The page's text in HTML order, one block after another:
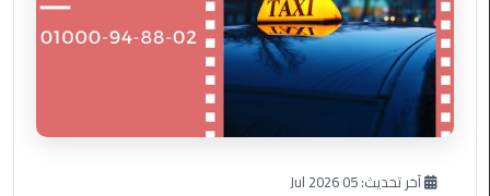
ليموزين
برج
العرب
دهب
ليموزينآخر تحديث:05 Jul 2026